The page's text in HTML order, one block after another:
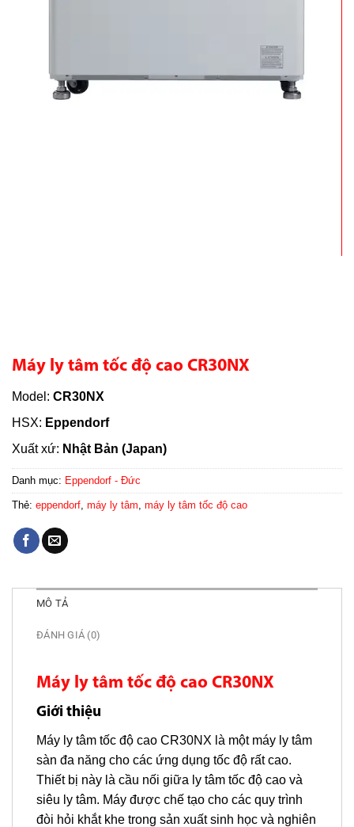
Máy ly tâm tốc độ cao CR30NX
Model: CR30NX
HSX: Eppendorf
Xuất xứ: Nhật Bản (Japan)
Danh mục: Eppendorf - Đức
Thẻ: eppendorf máy ly tâm máy ly tâm tốc độ cao
MÔ TẢ
ĐÁNH GIÁ (0)
Máy ly tâm tốc độ cao CR30NX
Giới thiệu
Máy ly tâm tốc độ cao CR30NX là một máy ly tâm
sàn đa năng cho các ứng dụng tốc độ rất cao.
Thiết bị này là cầu nối giữa ly tâm tốc độ cao và
siêu ly tâm. Máy được chế tạo cho các quy trình
đòi hỏi khắt khe trong sản xuất sinh học và nghiên